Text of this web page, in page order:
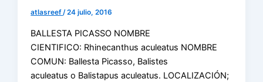
atlasreef/24 julio, 2016
BALLESTA PICASSO NOMBRE
CIENTIFICO: Rhinecanthus aculeatus NOMBRE
COMUN: Ballesta Picasso, Balistes
aculeatus o Balistapus aculeatus. LOCALIZACIÓN;